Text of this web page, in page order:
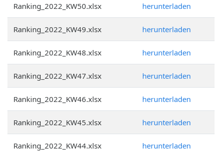
Ranking_2022_KW50.xlsx herunterladen
Ranking_2022_KW49.xlsx herunterladen
Ranking_2022_KW48.xlsx herunterladen
Ranking_2022_KW47.xlsx herunterladen
Ranking_2022_KW46.xlsx herunterladen
Ranking_2022_KW45.xlsx herunterladen
Ranking_2022_KW44.xlsx herunterladen